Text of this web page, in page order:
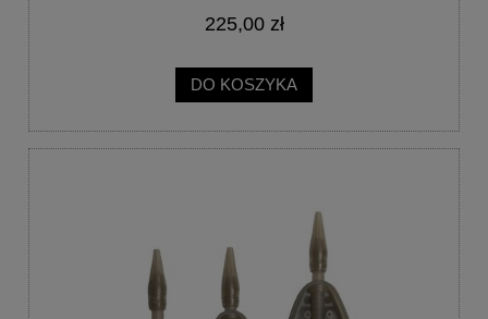
225,00 zł
DO KOSZYKA